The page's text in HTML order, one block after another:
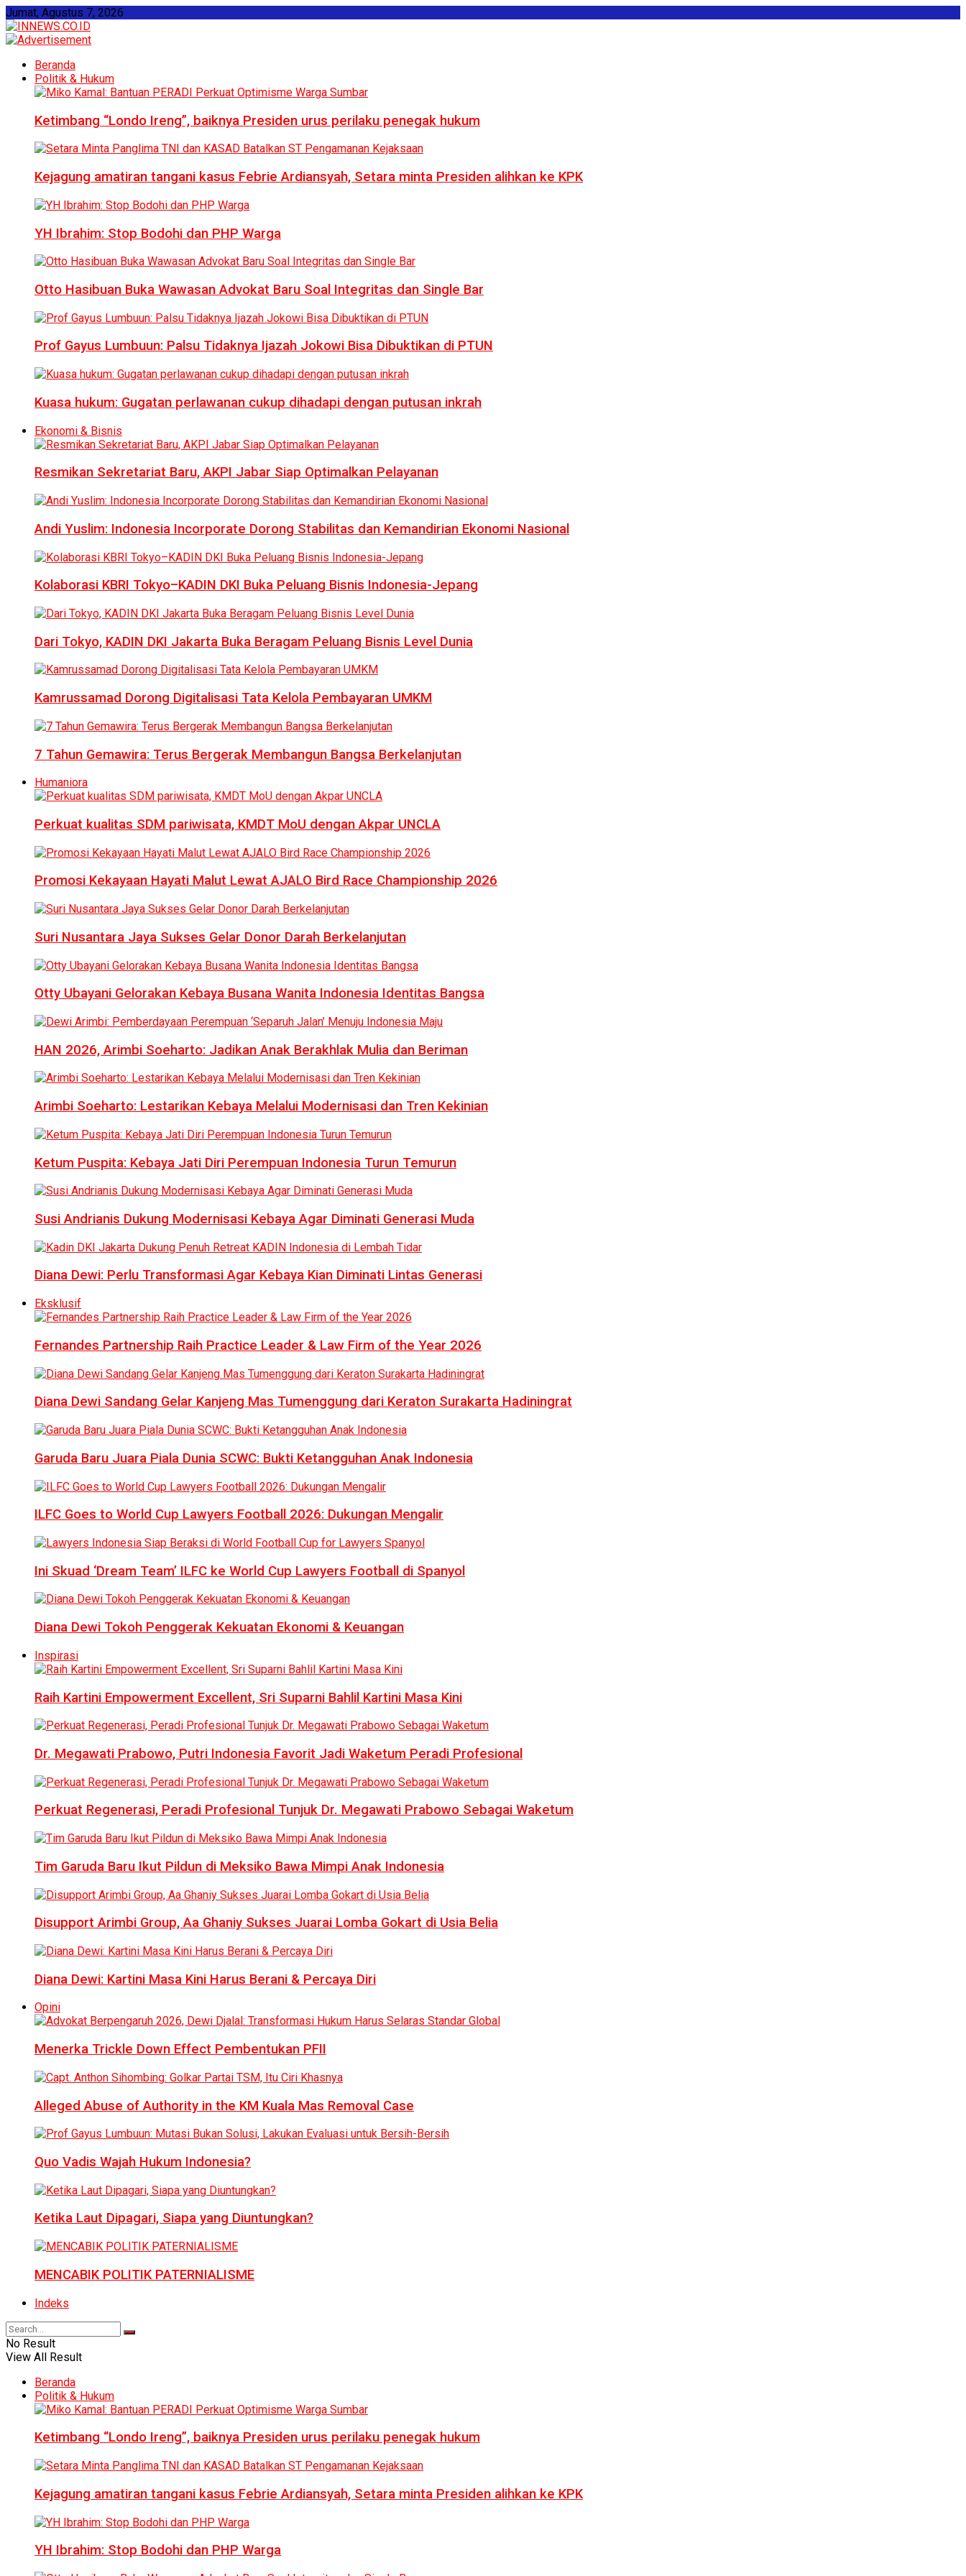
Jumat, Agustus 7, 2026
Beranda
Politik & Hukum
Ketimbang “Londo Ireng”, baiknya Presiden urus perilaku penegak hukum
Kejagung amatiran tangani kasus Febrie Ardiansyah, Setara minta Presiden alihkan ke KPK
YH Ibrahim: Stop Bodohi dan PHP Warga
Otto Hasibuan Buka Wawasan Advokat Baru Soal Integritas dan Single Bar
Prof Gayus Lumbuun: Palsu Tidaknya Ijazah Jokowi Bisa Dibuktikan di PTUN
Kuasa hukum: Gugatan perlawanan cukup dihadapi dengan putusan inkrah
Ekonomi & Bisnis
Resmikan Sekretariat Baru, AKPI Jabar Siap Optimalkan Pelayanan
Andi Yuslim: Indonesia Incorporate Dorong Stabilitas dan Kemandirian Ekonomi Nasional
Kolaborasi KBRI Tokyo–KADIN DKI Buka Peluang Bisnis Indonesia-Jepang
Dari Tokyo, KADIN DKI Jakarta Buka Beragam Peluang Bisnis Level Dunia
Kamrussamad Dorong Digitalisasi Tata Kelola Pembayaran UMKM
7 Tahun Gemawira: Terus Bergerak Membangun Bangsa Berkelanjutan
Humaniora
Perkuat kualitas SDM pariwisata, KMDT MoU dengan Akpar UNCLA
Promosi Kekayaan Hayati Malut Lewat AJALO Bird Race Championship 2026
Suri Nusantara Jaya Sukses Gelar Donor Darah Berkelanjutan
Otty Ubayani Gelorakan Kebaya Busana Wanita Indonesia Identitas Bangsa
HAN 2026, Arimbi Soeharto: Jadikan Anak Berakhlak Mulia dan Beriman
Arimbi Soeharto: Lestarikan Kebaya Melalui Modernisasi dan Tren Kekinian
Ketum Puspita: Kebaya Jati Diri Perempuan Indonesia Turun Temurun
Susi Andrianis Dukung Modernisasi Kebaya Agar Diminati Generasi Muda
Diana Dewi: Perlu Transformasi Agar Kebaya Kian Diminati Lintas Generasi
Eksklusif
Fernandes Partnership Raih Practice Leader & Law Firm of the Year 2026
Diana Dewi Sandang Gelar Kanjeng Mas Tumenggung dari Keraton Surakarta Hadiningrat
Garuda Baru Juara Piala Dunia SCWC: Bukti Ketangguhan Anak Indonesia
ILFC Goes to World Cup Lawyers Football 2026: Dukungan Mengalir
Ini Skuad ‘Dream Team’ ILFC ke World Cup Lawyers Football di Spanyol
Diana Dewi Tokoh Penggerak Kekuatan Ekonomi & Keuangan
Inspirasi
Raih Kartini Empowerment Excellent, Sri Suparni Bahlil Kartini Masa Kini
Dr. Megawati Prabowo, Putri Indonesia Favorit Jadi Waketum Peradi Profesional
Perkuat Regenerasi, Peradi Profesional Tunjuk Dr. Megawati Prabowo Sebagai Waketum
Tim Garuda Baru Ikut Pildun di Meksiko Bawa Mimpi Anak Indonesia
Disupport Arimbi Group, Aa Ghaniy Sukses Juarai Lomba Gokart di Usia Belia
Diana Dewi: Kartini Masa Kini Harus Berani & Percaya Diri
Opini
Menerka Trickle Down Effect Pembentukan PFII
Alleged Abuse of Authority in the KM Kuala Mas Removal Case
Quo Vadis Wajah Hukum Indonesia?
Ketika Laut Dipagari, Siapa yang Diuntungkan?
MENCABIK POLITIK PATERNIALISME
Indeks
No Result
View All Result
Beranda
Politik & Hukum
Ketimbang “Londo Ireng”, baiknya Presiden urus perilaku penegak hukum
Kejagung amatiran tangani kasus Febrie Ardiansyah, Setara minta Presiden alihkan ke KPK
YH Ibrahim: Stop Bodohi dan PHP Warga